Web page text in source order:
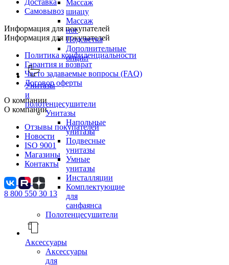
Массаж
шиацу
Массаж
ног
Подсветка
Дополнительные
опции
Унитазы
и
полотенцесушители
Унитазы
Напольные
унитазы
Подвесные
унитазы
Умные
унитазы
Инсталляции
Комплектующие
для
санфаянса
Полотенцесушители
Аксессуары
Аксессуары
для
Самовывоз
Информация для покупателей
Информация для покупателей
Политика конфиденциальности
Гарантия и возврат
Часто задаваемые вопросы (FAQ)
Договор оферты
О компании
О компании
Отзывы покупателей
Новости
ISO 9001
Магазины
Контакты
8 800 550 30 13